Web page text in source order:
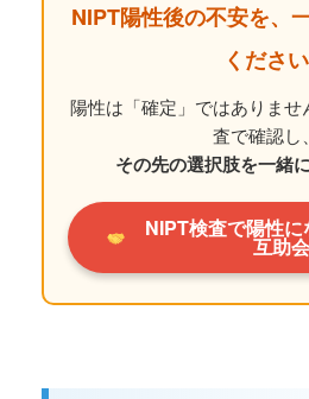
NIPT陽性後の不安を、
ください
陽性は「確定」ではありませ
査で確認し、
その先の選択肢を一緒
NIPT検査で陽性
互助会